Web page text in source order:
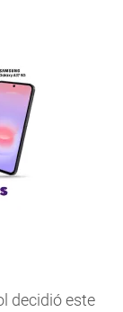
decidió este